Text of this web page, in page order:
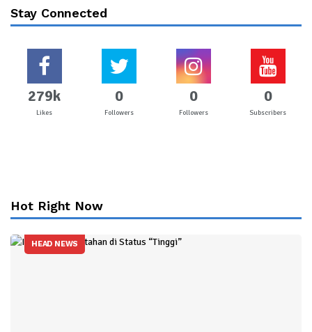
Stay Connected
279k
Likes
0
Followers
0
Followers
0
Subscribers
Hot Right Now
HEAD NEWS